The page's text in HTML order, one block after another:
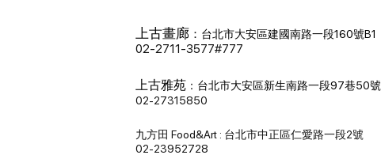
上古畫廊 ： 台北市大安區建國南路一段160號B1
02-2711-3577#777
上古雅苑 ： 台北市大安區新生南路一段97巷50號
02-27315850
九方田 Food&Art : 台北市中正區仁愛路一段2號
02-23952728